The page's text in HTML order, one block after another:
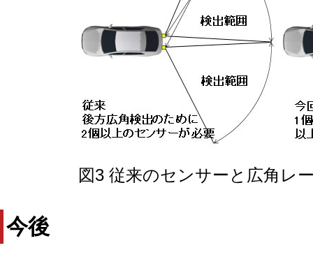
図3 従来のセンサーと広角レ
今後